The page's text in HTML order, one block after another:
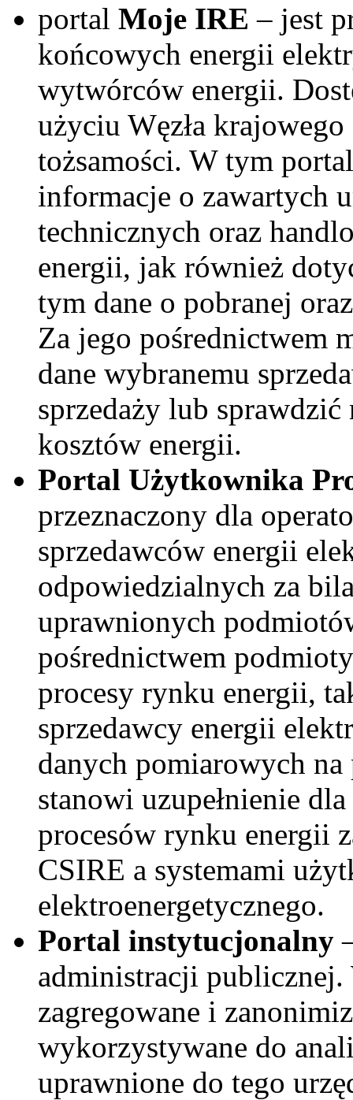
portal Moje IRE – jest
końcowych energii
wytwórców energii.
użyciu Węzła
tożsamości. W tym
informacje o zawartych
technicznych oraz
energii, jak również
tym dane o pobranej
Za jego pośrednictwem
dane wybranemu
sprzedaży lub
kosztów energii.
Portal Użytkownika
przeznaczony dla
sprzedawców energii
odpowiedzialnych za
uprawnionych
pośrednictwem
procesy rynku energii,
sprzedawcy energii
danych pomiarowych
stanowi uzupełnienie
procesów rynku energii
CSIRE a systemami
elektroenergetycznego.
Portal instytucjonalny
administracji publicznej.
zagregowane i
wykorzystywane do
uprawnione do tego